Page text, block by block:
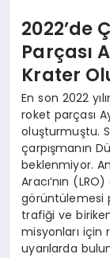
2022’de
Parçası
Krater
En son 2022
roket parçası
oluşturmuştu.
çarpışmanın
beklenmiyor.
Aracı’nın
görüntülemesi
trafiği ve
misyonları için
uyarılarda